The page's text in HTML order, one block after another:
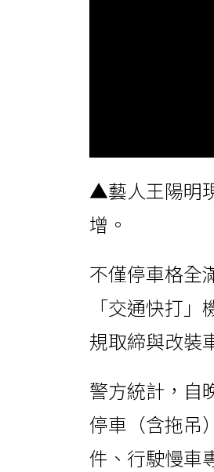
▲藝人王陽明
增。
不僅停車格全
「交通快打
規取締與改裝
警方統計，自
停車（含拖吊
件、行駛慢車